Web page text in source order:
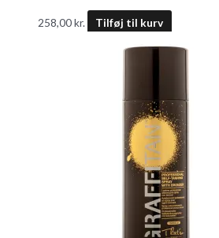
258,00kr. Tilføj til kurv